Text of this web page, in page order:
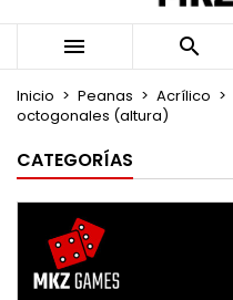
 
Inicio Peanas Acrílico
octogonales (altura)
CATEGORÍAS